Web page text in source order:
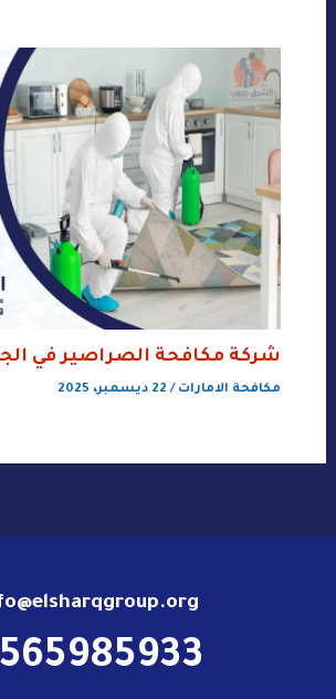
شركة مكافحة الصراصير في
مكافحة الامارات / 22 ديسمبر، 2025